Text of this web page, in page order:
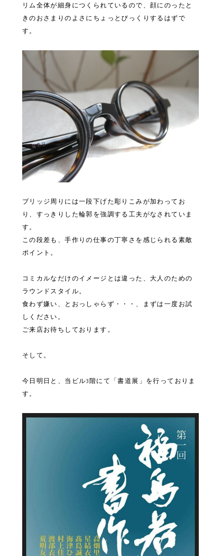
リム全体が細身につくられているので、顔にのったと
きのおさまりのよさにちょっとびっくりするはずで
す。
ブリッジ周りには一段下げた彫りこみが加わってお
り、すっきりした輪郭を強調する工夫がなされていま
す。
この段差も、手作りの仕事の丁寧さを感じられる素敵
ポイント。
コミカルなだけのイメージとは違った、大人のための
ラウンドスタイル。
食わず嫌い、とおっしゃらず・・・、まずは一度お試
しください。
ご来店お待ちしております。
そして。
今日明日と、当ビル3階にて「書道展」を行っておりま
す。